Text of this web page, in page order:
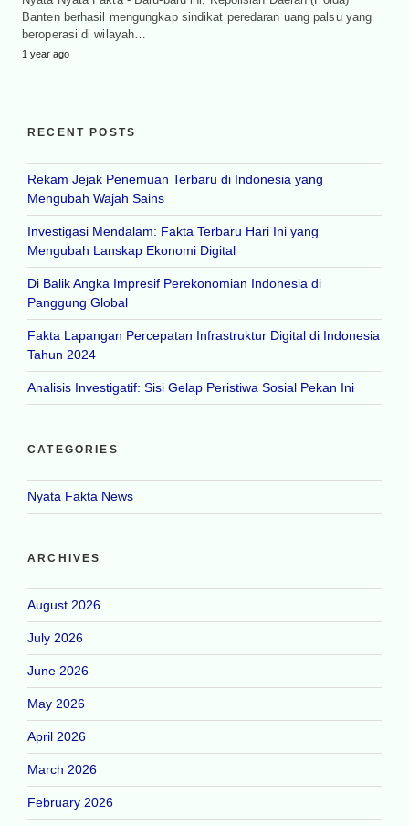
Banten berhasil mengungkap sindikat peredaran uang palsu yang
beroperasi di wilayah…
1 year ago
RECENT POSTS
Rekam Jejak Penemuan Terbaru di Indonesia yang
Mengubah Wajah Sains
Investigasi Mendalam: Fakta Terbaru Hari Ini yang
Mengubah Lanskap Ekonomi Digital
Di Balik Angka Impresif Perekonomian Indonesia di
Panggung Global
Fakta Lapangan Percepatan Infrastruktur Digital di Indonesia
Tahun 2024
Analisis Investigatif: Sisi Gelap Peristiwa Sosial Pekan Ini
CATEGORIES
Nyata Fakta News
ARCHIVES
August 2026
July 2026
June 2026
May 2026
April 2026
March 2026
February 2026